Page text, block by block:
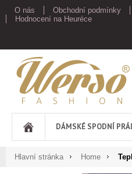
O nás Obchodní podmínky
Hodnocení na Heuréce
Werso
DÁMSKÉ SPODNÍ
Hlavní stránka Home